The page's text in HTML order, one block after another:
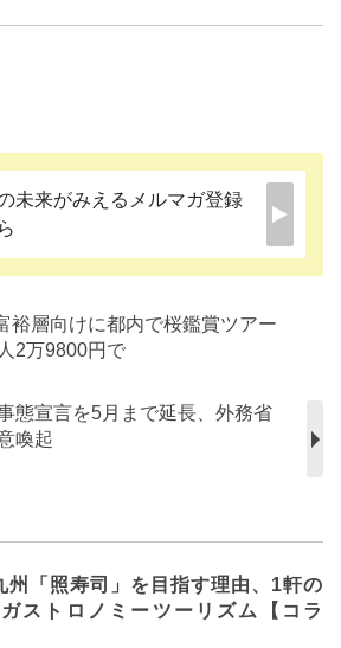
未来がみえるメルマガ登録
裕層向けに都内で桜鑑賞ツアー
2万9800円で
態宣言を5月まで延長、外務省
喚起
州「照寿司」を目指す理由、1軒の
ストロノミーツーリズム【コラ